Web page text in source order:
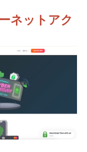
ネットアク